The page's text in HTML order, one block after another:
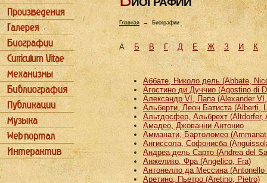
Главная→ Биографии
АБ В Г Д Е Ж З И К
Аббате, Николо дель (Abbate,
Агостино ди Дуччио (Agostino di
Александр VI, Папа (Alexander
Альберти, Леон Батиста (Alberti,
Альтдосфер, Альбрехт (Altdorfer,
Амадео, Джованни Антонио
Амманати, Бартоломео
Ангиссола, Софонисба
Андреа дель Сарто (Andrea del
Анжелико, Фра (Angelico, Fra)
Антонелло да Мессина (Antonello
Аретино, Пьетро (Aretino, Pietro)